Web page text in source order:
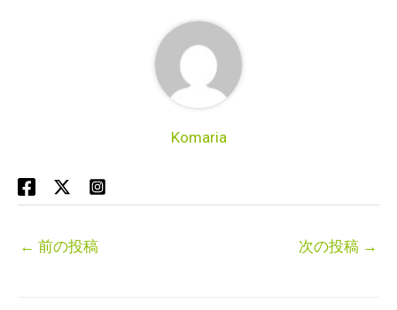
Komaria
← 前の投稿 次の投稿 →